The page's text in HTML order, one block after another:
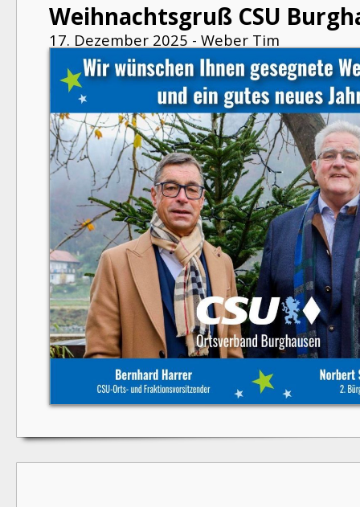
Weihnachtsgruß CSU
17. Dezember 2025 - Weber Tim